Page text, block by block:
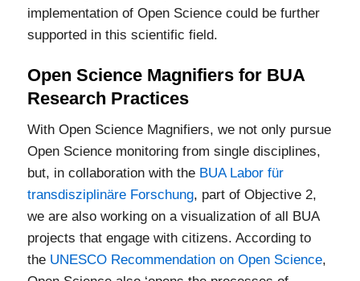
implementation of Open Science could be further
supported in this scientific field.
Open Science Magnifiers for BUA
Research Practices
With Open Science Magnifiers, we not only pursue
Open Science monitoring from single disciplines,
but, in collaboration with the BUA Labor für
transdisziplinäre Forschung, part of Objective 2,
we are also working on a visualization of all BUA
projects that engage with citizens. According to
the UNESCO Recommendation on Open Science,